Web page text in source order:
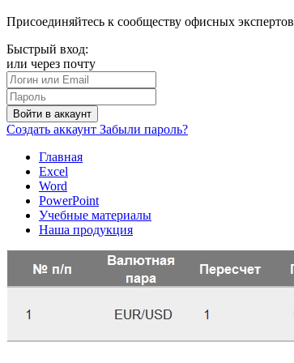
Присоединяйтесь к сообществу офисных экспертов
Быстрый вход:
или через почту
Войти в аккаунт
Создать аккаунт Забыли пароль?
Главная
Excel
Word
PowerPoint
Учебные материалы
Наша продукция